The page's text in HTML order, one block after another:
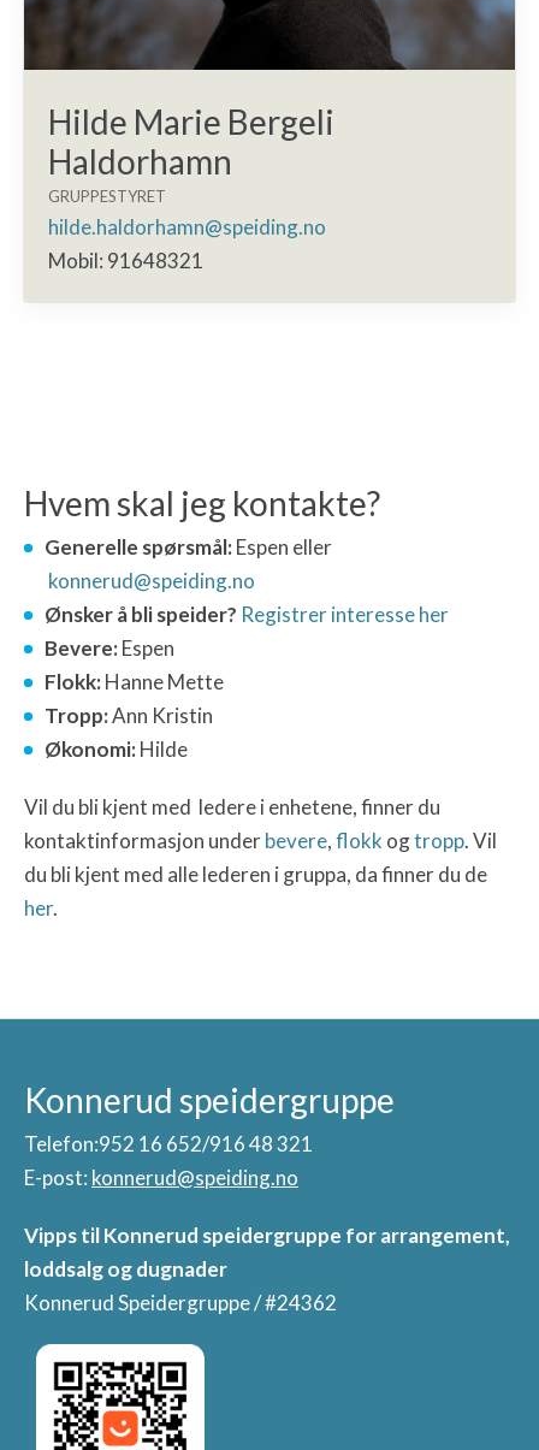
Hilde Marie Bergeli
Haldorhamn
GRUPPESTYRET
hilde.haldorhamn@speiding.no
Mobil: 91648321
Hvem skal jeg kontakte?
Generelle spørsmål:Espen eller
konnerud@speiding.no
Ønsker å bli speider? Registrer interesse her
Bevere:Espen
Flokk:Hanne Mette
Tropp:Ann Kristin
Økonomi:Hilde
Vil du bli kjent med ledere i enhetene, finner du
kontaktinformasjon underbevere,flokk ogtropp. Vil
du bli kjent med alle lederen i gruppa, da finner du de
her.
Konnerud speidergruppe
Telefon:952 16 652/916 48 321
E-post: konnerud@speiding.no
Vipps til Konnerud speidergruppe for arrangement,
loddsalg og dugnader
Konnerud Speidergruppe / #24362